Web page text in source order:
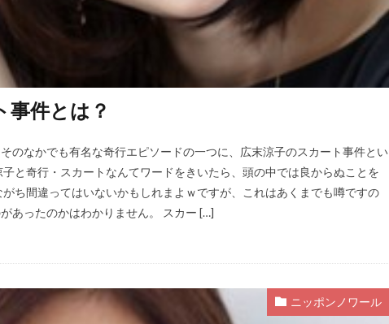
事件とは？
のなかでも有名な奇行エピソードの一つに、広末涼子のスカート事件とい
と奇行・スカートなんてワードをきいたら、頭の中では良からぬことを
ち間違ってはいないかもしれまよｗですが、これはあくまでも噂ですの
あったのかはわかりません。 スカー […]
ニッポンノワール